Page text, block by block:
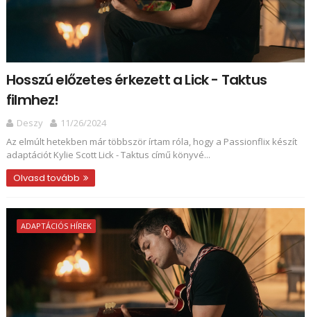
Hosszú előzetes érkezett a Lick - Taktus
filmhez!
Deszy
11/26/2024
Az elmúlt hetekben már többször írtam róla, hogy a Passionflix készít
adaptációt Kylie Scott Lick - Taktus című könyvé...
Olvasd tovább
ADAPTÁCIÓS HÍREK